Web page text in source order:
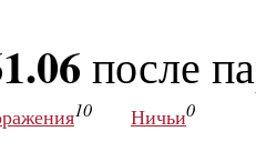
после
10 Ничьи0